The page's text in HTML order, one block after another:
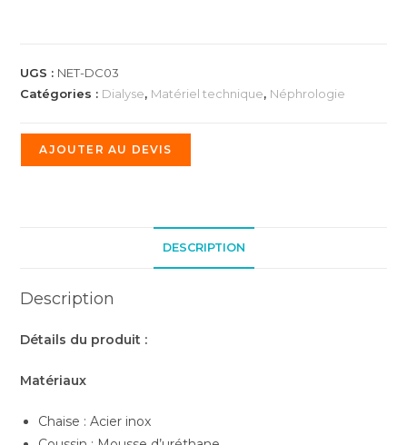
UGS : NET-DC03
Catégories : Dialyse, Matériel technique, Néphrologie
AJOUTER AU DEVIS
DESCRIPTION
Description
Détails du produit :
Matériaux
Chaise : Acier inox